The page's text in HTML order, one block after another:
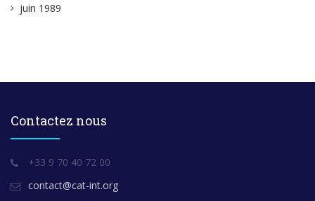
juin 1989
Contactez nous
+33 9 70 40 72 00
contact@cat-int.org